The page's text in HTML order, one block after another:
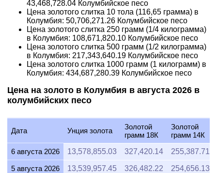
43,468,728.04 Колумбийское песо
Цена золотого слитка 10 тола (116,65 грамма) в
Колумбия: 50,706,271.26 Колумбийское песо
Цена золотого слитка 250 грамм (1/4 килограмма)
в Колумбия: 108,671,820.10 Колумбийское песо
Цена золотого слитка 500 грамм (1/2 килограмма)
в Колумбия: 217,343,640.19 Колумбийское песо
Цена золотого слитка 1000 грамм (1 килограмм) в
Колумбия: 434,687,280.39 Колумбийское песо
Цена на золото в Колумбия в августа 2026 в
колумбийских песо
Дата Унция золота
Золотой
грамм 18К
Золотой
грамм 14К
6 августа 2026
13,578,855.03 327,420.14 255,387.71
5 августа 2026 13,539,957.45 326,482.22 254,656.13